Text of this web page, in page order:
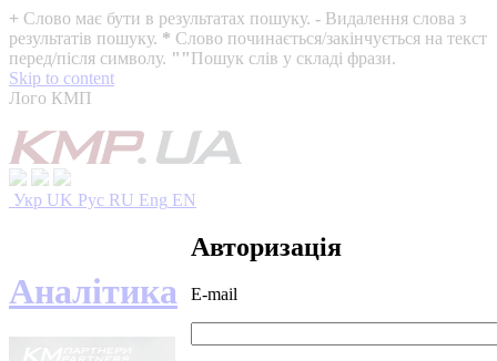
+ Слово має бути в результатах пошуку. - Видалення слова з
результатів пошуку. * Слово починається/закінчується на текст
перед/після символу. ""Пошук слів у складі фрази.
Skip to content
Лого КМП
Укр UK Рус RU Eng EN
Авторизація
E-mail
Аналітика